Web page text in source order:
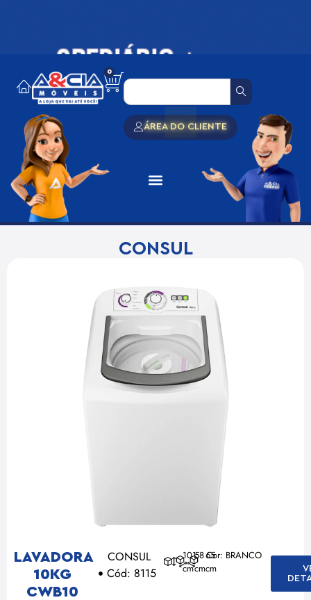
0
ÁREA DO CLIENTE
CONSUL
LAVADORA
10KG
CWB10
CONSUL
Cód: 8115
101
cm
58
cm
65
cm
Cor: BRANCO